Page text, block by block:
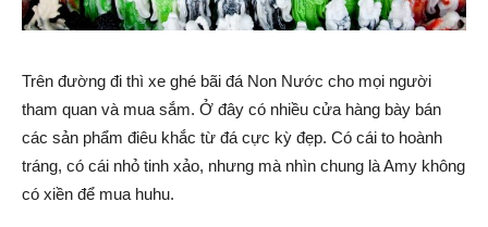
Trên đường đi thì xe ghé bãi đá Non Nước cho mọi người
tham quan và mua sắm. Ở đây có nhiều cửa hàng bày bán
các sản phẩm điêu khắc từ đá cực kỳ đẹp. Có cái to hoành
tráng, có cái nhỏ tinh xảo, nhưng mà nhìn chung là Amy không
có xiền để mua huhu.